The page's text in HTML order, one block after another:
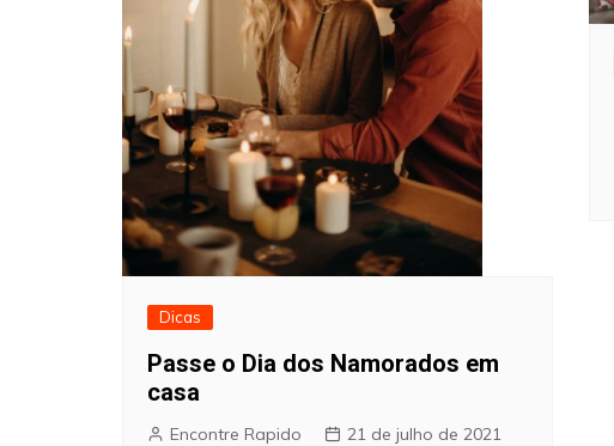
Dicas
Passe o Dia dos Namorados em
casa
Encontre Rapido 21 de julho de 2021